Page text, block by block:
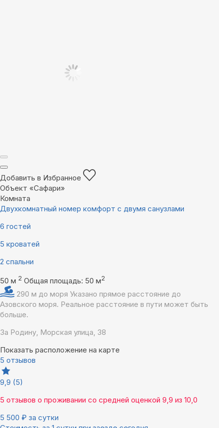
Добавить в Избранное
Объект «Сафари»
Комната
Двухкомнатный номер комфорт с двумя санузлами
6 гостей
5 кроватей
2 спальни
50 м 2 Общая площадь: 50 м2
290 м до моря Указано прямое расстояние до
Азовского моря. Реальное расстояние в пути может быть
больше.
За Родину, Морская улица, 38
Показать расположение на карте
5 отзывов
9,9 (5)
5 отзывов о проживании со средней оценкой 9,9 из 10,0
5 500 ₽ за сутки